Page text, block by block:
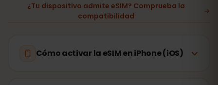
¿Tu dispositivo admite eSIM? Comprueba la
compatibilidad
Cómo activar la eSIM en iPhone (iOS)